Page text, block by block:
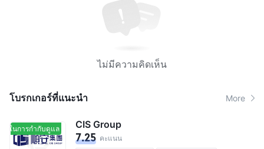
ไม่มีความคิดเห็น
โบรกเกอร์ที่แนะนํา More
ในการกำกับดูแล อยู่ในการกำกับดูแล
CIS Group
7.25 คะแนน